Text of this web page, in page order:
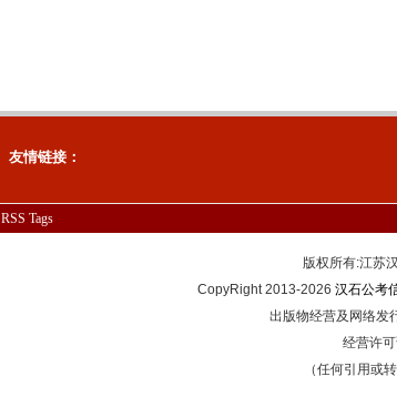
友情链接：
RSS Tags
版权所有:江苏
CopyRight 2013-2026 汉石公考
出版物经营及网络发
经营许
（任何引用或